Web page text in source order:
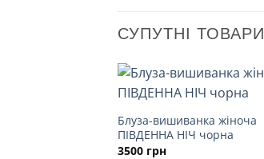
СУПУТНІ ТОВАРИ
Блуза-вишиванка жіноча
ПІВДЕННА НІЧ чорна
3500 грн